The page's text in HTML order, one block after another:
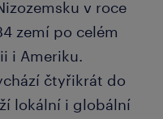
v roce
zemí po celém
i Ameriku.
čtyřikrát do
lokální i globální